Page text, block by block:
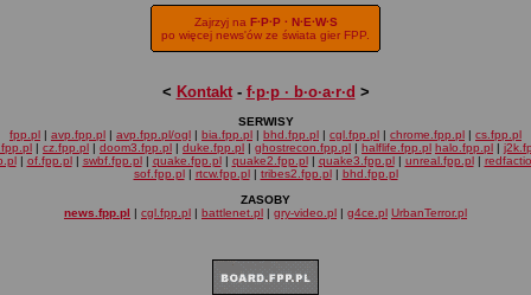
Zajrzyj na F·P·P · N·E·W·S
po więcej news'ów ze świata gier FPP.
< Kontakt- f·p·p · b·o·a·r·d >
SERWISY
fpp.pl | avp.fpp.pl | avp.fpp.pl/ogl | bia.fpp.pl | bhd.fpp.pl | cgl.fpp.pl | chrome.fpp.pl | cs.fpp.pl
| cz.fpp.pl | doom3.fpp.pl | duke.fpp.pl | ghostrecon.fpp.pl | halflife.fpp.pl halo.fpp.pl |
| of.fpp.pl| swbf.fpp.pl| quake.fpp.pl| quake2.fpp.pl| quake3.fpp.pl| unreal.fpp.pl|
sof.fpp.pl| rtcw.fpp.pl| tribes2.fpp.pl| bhd.fpp.pl
ZASOBY
news.fpp.pl | cgl.fpp.pl | battlenet.pl | gry-video.pl | g4ce.pl UrbanTerror.pl